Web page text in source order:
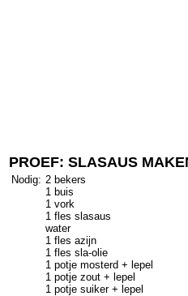
PROEF: SLASAUS
Nodig: 2 bekers
1 buis
1 vork
1 fles slasaus
water
1 fles azijn
1 fles sla-olie
1 potje mosterd + lepel
1 potje zout + lepel
1 potje suiker + lepel